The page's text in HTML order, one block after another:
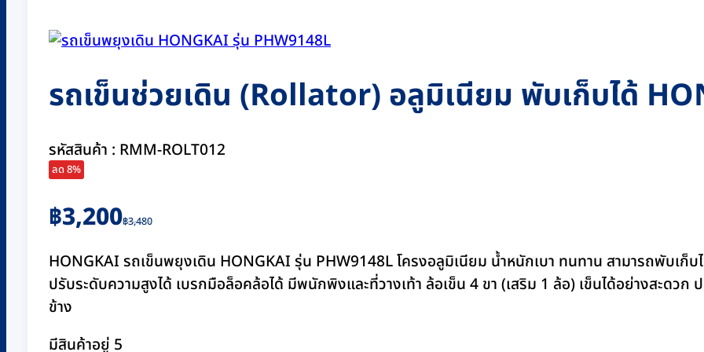
รถเข็นช่วยเดิน (Rollator) อลูมิเนียม พับเก็บได้
รหัสสินค้า : RMM-ROLT012
ลด 8%
฿3,480
Original
price
was:
฿3,480.
฿3,200
Current
price
is:
฿3,200.
HONGKAI รถเข็นพยุงเดิน HONGKAI รุ่น PHW9148L โครงอลูมิเนียม น้ำหนักเบา ทนทาน สามารถพับเก็บ
ปรับระดับความสูงได้ เบรกมือล็อคล้อได้ มีพนักพิงและที่วางเท้า ล้อเข็น 4 ขา (เสริม 1 ล้อ) เข็นได้อย่างสะดวก
ข้าง
มีสินค้าอยู่ 5